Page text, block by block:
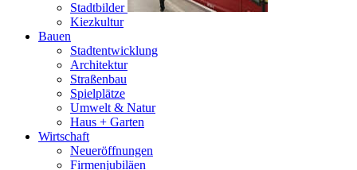
Stadtbilder
Kiezkultur
Bauen
Stadtentwicklung
Architektur
Straßenbau
Spielplätze
Umwelt & Natur
Haus + Garten
Wirtschaft
Neueröffnungen
Firmenjubiläen